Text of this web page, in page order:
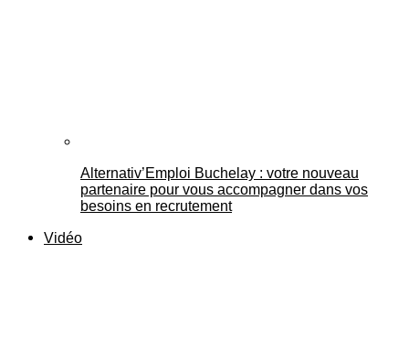
Alternativ’Emploi Buchelay : votre nouveau
partenaire pour vous accompagner dans vos
besoins en recrutement
Vidéo